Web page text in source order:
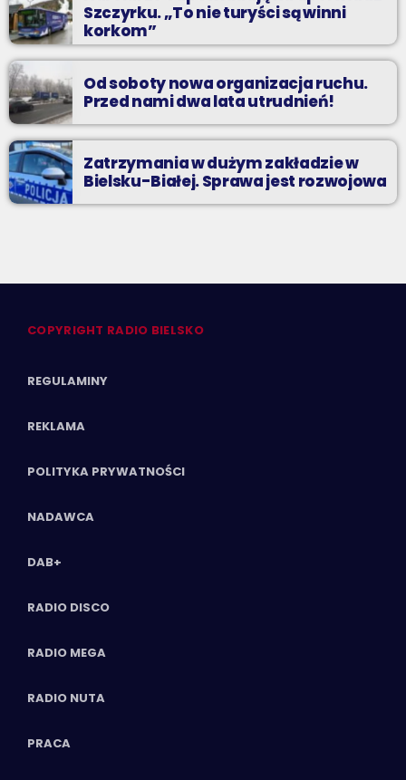
Szczyrku. „To nie turyści są winni
korkom”
Od soboty nowa organizacja ruchu.
Przed nami dwa lata utrudnień!
Zatrzymania w dużym zakładzie w
Bielsku-Białej. Sprawa jest rozwojowa
COPYRIGHT RADIO BIELSKO
REGULAMINY
REKLAMA
POLITYKA PRYWATNOŚCI
NADAWCA
DAB+
RADIO DISCO
RADIO MEGA
RADIO NUTA
PRACA